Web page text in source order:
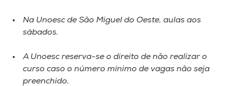
Na Unoesc de São Miguel do Oeste, aulas aos
sábados.
A Unoesc reserva-se o direito de não realizar o
curso caso o número mínimo de vagas não seja
preenchido.